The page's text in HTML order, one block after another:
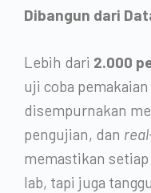
Dibangun dari
Lebih dari 2.000
uji coba
disempurnakan
pengujian, dan
memastikan
lab, tapi juga